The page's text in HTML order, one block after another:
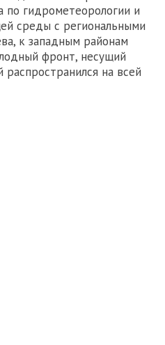
по гидрометеорологии и
среды с региональными
к западным районам
фронт, несущий
на всей